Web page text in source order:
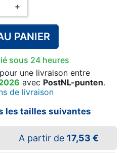
+
PANIER
sous 24 heures
pour une livraison entre
avec PostNL-punten.
de livraison
les tailles suivantes
A partir de 17,53 €